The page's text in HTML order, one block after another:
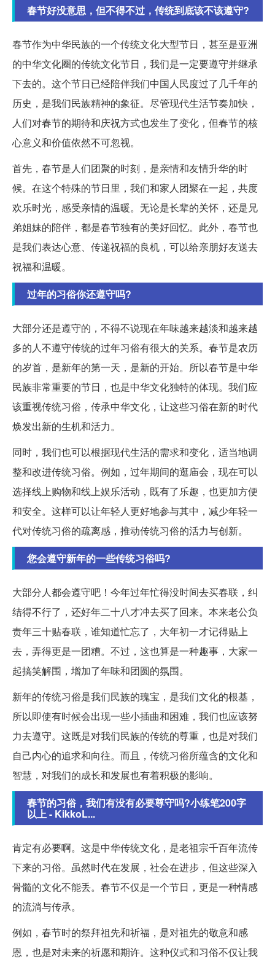
春节好没意思，但不得不过，传统到底该不该遵守?
春节作为中华民族的一个传统文化大型节日，甚至是亚洲
的中华文化圈的传统文化节日，我们是一定要遵守并继承
下去的。这个节日已经陪伴我们中国人民度过了几千年的
历史，是我们民族精神的象征。尽管现代生活节奏加快，
人们对春节的期待和庆祝方式也发生了变化，但春节的核
心意义和价值依然不可忽视。
首先，春节是人们团聚的时刻，是亲情和友情升华的时
候。在这个特殊的节日里，我们和家人团聚在一起，共度
欢乐时光，感受亲情的温暖。无论是长辈的关怀，还是兄
弟姐妹的陪伴，都是春节独有的美好回忆。此外，春节也
是我们表达心意、传递祝福的良机，可以给亲朋好友送去
祝福和温暖。
过年的习俗你还遵守吗?
大部分还是遵守的，不得不说现在年味越来越淡和越来越
多的人不遵守传统的过年习俗有很大的关系。春节是农历
的岁首，是新年的第一天，是新的开始。所以春节是中华
民族非常重要的节日，也是中华文化独特的体现。我们应
该重视传统习俗，传承中华文化，让这些习俗在新的时代
焕发出新的生机和活力。
同时，我们也可以根据现代生活的需求和变化，适当地调
整和改进传统习俗。例如，过年期间的逛庙会，现在可以
选择线上购物和线上娱乐活动，既有了乐趣，也更加方便
和安全。这样可以让年轻人更好地参与其中，减少年轻一
代对传统习俗的疏离感，推动传统习俗的活力与创新。
您会遵守新年的一些传统习俗吗?
大部分人都会遵守吧！今年过年忙得没时间去买春联，纠
结得不行了，还好年二十八才冲去买了回来。本来老公负
责年三十贴春联，谁知道忙忘了，大年初一才记得贴上
去，弄得更是一团糟。不过，这也算是一种趣事，大家一
起搞笑解围，增加了年味和团圆的氛围。
新年的传统习俗是我们民族的瑰宝，是我们文化的根基，
所以即使有时候会出现一些小插曲和困难，我们也应该努
力去遵守。这既是对我们民族的传统的尊重，也是对我们
自己内心的追求和向往。而且，传统习俗所蕴含的文化和
智慧，对我们的成长和发展也有着积极的影响。
春节的习俗，我们有没有必要尊守吗?小练笔200字
以上 - KikkoL...
肯定有必要啊。这是中华传统文化，是老祖宗千百年流传
下来的习俗。虽然时代在发展，社会在进步，但这些深入
骨髓的文化不能丢。春节不仅是一个节日，更是一种情感
的流淌与传承。
例如，春节时的祭拜祖先和祈福，是对祖先的敬意和感
恩，也是对未来的祈愿和期许。这种仪式和习俗不仅让我